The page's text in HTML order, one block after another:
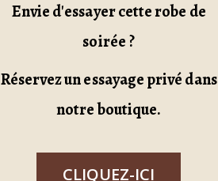
Envie d'essayer cette robe de
soirée ?
Réservez un essayage privé dans
notre boutique.
CLIQUEZ-ICI